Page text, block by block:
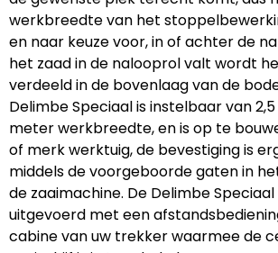
werkbreedte van het
en naar keuze voor, in of achter de
het zaad in de nalooprol valt wordt
verdeeld in de bovenlaag van de
Delimbe Speciaal is instelbaar van
meter werkbreedte, en is op te
of merk werktuig, de bevestiging is
middels de voorgeboorde gaten in
de zaaimachine. De Delimbe
uitgevoerd met een
cabine van uw trekker waarmee de